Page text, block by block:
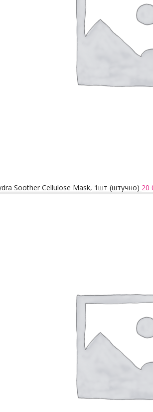
Soother Cellulose Mask, 1шт (штучно) 20